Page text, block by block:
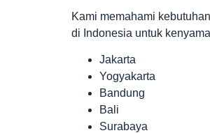
Kami memahami
di Indonesia untuk
Jakarta
Yogyakarta
Bandung
Bali
Surabaya